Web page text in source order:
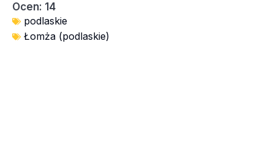
Ocen: 14
podlaskie
Łomża (podlaskie)